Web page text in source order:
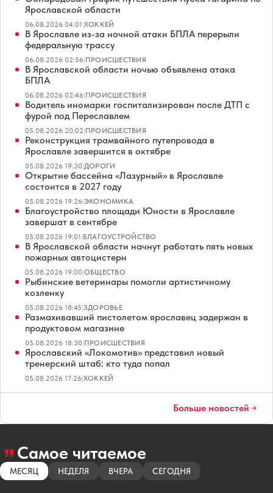
Ярославской области
06.08.2026 04:01|ХОККЕЙ
В Ярославле из-за ночной атаки БПЛА перерыли
федеральную трассу
06.08.2026 02:56|ПРОИСШЕСТВИЯ
В Ярославской области ночью объявлена атака
БПЛА
06.08.2026 02:46|ПРОИСШЕСТВИЯ
Водитель иномарки госпитализирован после ДТП с
фурой под Переславлем
05.08.2026 20:02|ПРОИСШЕСТВИЯ
Реконструкция трамвайного путепровода в
Ярославле завершится в октябре
05.08.2026 19:30|ДОРОГИ
Открытие бассейна «Лазурный» в Ярославле
состоится в 2027 году
05.08.2026 19:26|ЭКОНОМИКА
Благоустройство площади Юности в Ярославле
завершат в сентябре
05.08.2026 19:01|БЛАГОУСТРОЙСТВО
В Ярославской области начнут работать пять новых
пожарных автоцистерн
05.08.2026 19:00|ОБЩЕСТВО
Рыбинские ветеринары помогли артистичному
козленку
05.08.2026 18:45|ЗДОРОВЬЕ
Размахивавший пистолетом ярославец задержан в
продуктовом магазине
05.08.2026 18:30|ПРОИСШЕСТВИЯ
Ярославский «Локомотив» представил новый
тренерский штаб: кто туда попал
05.08.2026 17:26|ХОККЕЙ
Больше новостей
Самое читаемое
МЕСЯЦ НЕДЕЛЯ ВЧЕРА СЕГОДНЯ